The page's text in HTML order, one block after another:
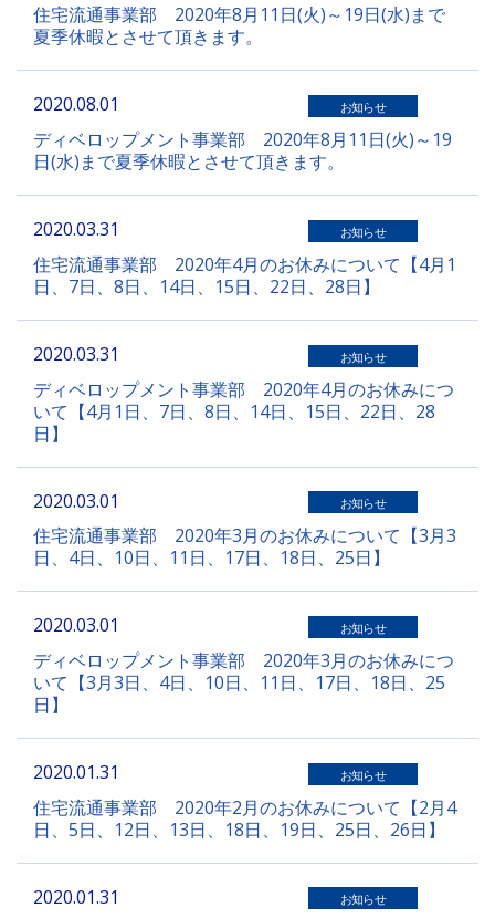
住宅流通事業部 2020年8月11日(火)～19日(水)まで
夏季休暇とさせて頂きます。
2020.08.01 お知らせ
ディベロップメント事業部 2020年8月11日(火)～19
日(水)まで夏季休暇とさせて頂きます。
2020.03.31 お知らせ
住宅流通事業部 2020年4月のお休みについて【4月1
日、7日、8日、14日、15日、22日、28日】
2020.03.31 お知らせ
ディベロップメント事業部 2020年4月のお休みにつ
いて【4月1日、7日、8日、14日、15日、22日、28
日】
2020.03.01 お知らせ
住宅流通事業部 2020年3月のお休みについて【3月3
日、4日、10日、11日、17日、18日、25日】
2020.03.01 お知らせ
ディベロップメント事業部 2020年3月のお休みにつ
いて【3月3日、4日、10日、11日、17日、18日、25
日】
2020.01.31 お知らせ
住宅流通事業部 2020年2月のお休みについて【2月4
日、5日、12日、13日、18日、19日、25日、26日】
2020.01.31 お知らせ